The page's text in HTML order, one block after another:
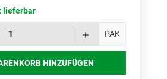
lieferbar
PAK
HINZUFÜGEN